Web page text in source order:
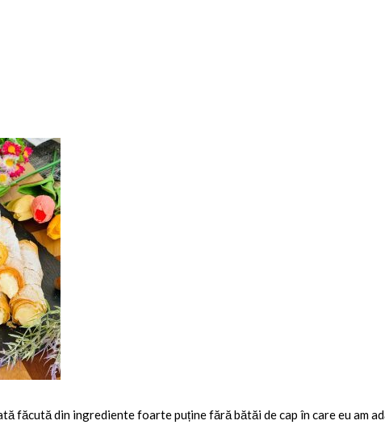
făcută din ingrediente foarte puține fără bătăi de cap în care eu am